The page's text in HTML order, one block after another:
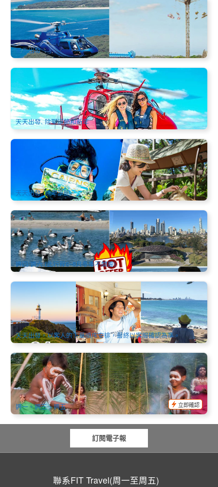
黃金海岸全覽中文5日遊 | 可倫賓動物園+藍光蟲+直昇機+海豚
島+拜倫灣 | 全程交通接送
0 已預訂
AUD $1,299.00
OOL01206
天天出發
進化號(DownUnder Cruise)直升機飛去船回半日遊
(Fly/Cruise)
1.1k 已預訂
AUD $469.00 $550.00
CNS03400
天天出發, 除聖誕節和新年
凱恩斯經典半自助套餐 (大堡礁+庫蘭達雨林+觀光火車)
2.7k 已預訂
$419.00 $472.00
CNS03425
天天出發, 除聖誕節
春暖花開 | 黃金海岸天寶林山、德國村、HOTA藝術館、大嘴
鳥、衝浪者天堂一日遊(中文) 布里斯本出發 (2025年9月後開
團)
768 已預訂
AUD $89.00 $95.00
BNE02036
週四/週六 (此行程6~8月冬季不開團)
黃金海岸中文包車服務 | 21座 (機場酒店接送, 市區觀光, 景點
暢遊、跨城接駁)
0 已預訂
AUD $320.00
OOL01008A
天天出發，以客人的下單順序安排，最終以客服確認為準。
巡河遊船 探訪原住民保護區 親身體驗生態之旅 | 凱恩斯．北
昆士蘭
73 已預訂
AUD $157.00 $164.00
CNS03371
週一、週三、週五
立即確認
訂閱電子報
聯系FIT Travel(周一至周五)